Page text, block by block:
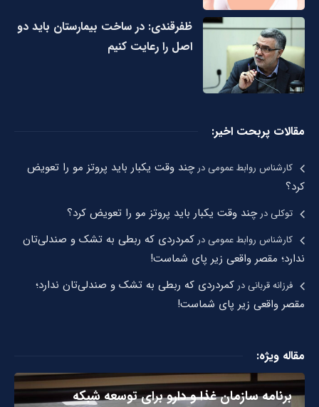
ظفرقندی: در ساخت بیمارستان باید دو
اصل را رعایت کنیم
مقالات پربحت اخیر:
کارشناس روابط عمومیدرچند وقت یکبار باید پروتز مو را تعویض
کرد؟
توکلیدرچند وقت یکبار باید پروتز مو را تعویض کرد؟
کارشناس روابط عمومیدرکمردردی که ربطی به تشک و صندلی‌تان
ندارد؛ مقصر واقعی زیر پای شماست!
فرزانه قربانیدرکمردردی که ربطی به تشک و صندلی‌تان ندارد؛
مقصر واقعی زیر پای شماست!
مقاله ویژه:
برنامه سازمان غذا و دارو برای توسعه شبکه